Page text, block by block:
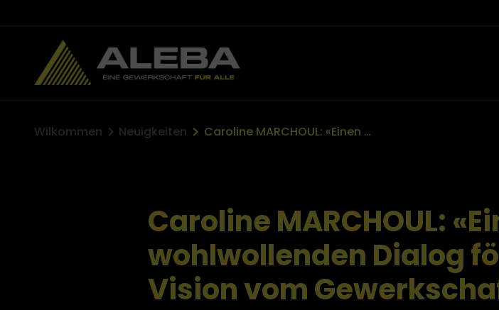
Wilkommen Neuigkeiten Caroline MARCHOUL: «Einen ruhigen und wohlwollenden Dialog fördern, das ist meine Vision vom Gewerkschaftswesen. »
Caroline MARCHOUL:
wohlwollenden Dialog
Vision vom